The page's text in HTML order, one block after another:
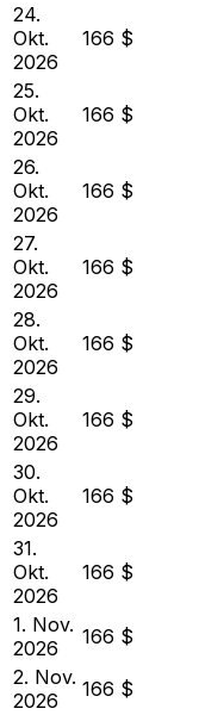
24.
Okt.
2026
166 $
25.
Okt.
2026
166 $
26.
Okt.
2026
166 $
27.
Okt.
2026
166 $
28.
Okt.
2026
166 $
29.
Okt.
2026
166 $
30.
Okt.
2026
166 $
31.
Okt.
2026
166 $
1. Nov.
2026
166 $
2. Nov.
2026
166 $